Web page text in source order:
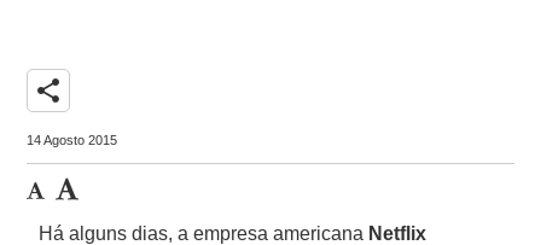
share
14 Agosto 2015
Há alguns dias, a empresa americana Netflix